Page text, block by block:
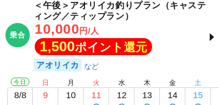
乗合
＜午後＞アオリイカ釣りプラン（キャステ
ィング／ティップラン）
10,000 円/人
1,500ポイント還元
アオリイカ
今日
8/8
日
9
月
10
火
11
水
12
木
13
金
14
土
15